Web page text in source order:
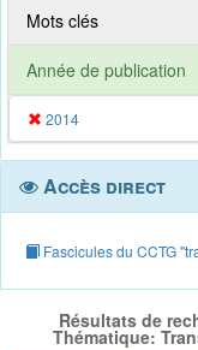
Mots clés
Année de publication
2014
Accès direct
Fascicules du CCTG
Résultats de
Thématique: